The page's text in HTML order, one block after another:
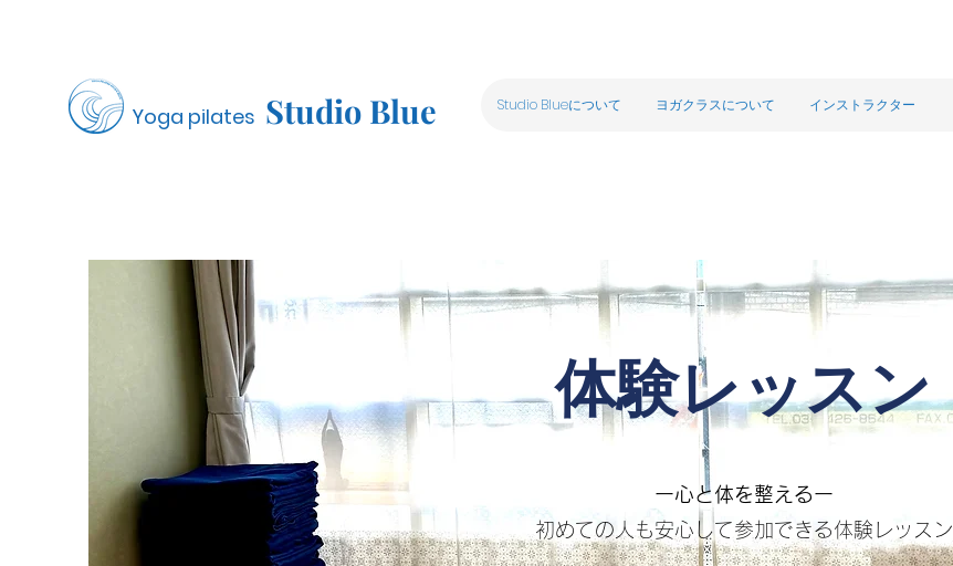
Yoga pilates Studio Blue Studio Blueについて ヨガクラスについて インストラクター
体験レッスン
ー心と体を整えるー
​初めての人も安心して参加できる体験レッスン